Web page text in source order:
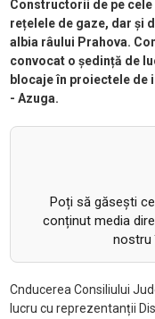
Constructorii de pe
rețelele de gaze, dar și
albia râului Prahova.
convocat o ședință de
blocaje în proiectele de
- Azuga.
Poți să găsești
conținut media
nostru
Cnducerea Consiliului
lucru cu reprezentanții